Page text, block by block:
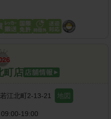
町店
江北町2-13-21 地図
09:00-19:00